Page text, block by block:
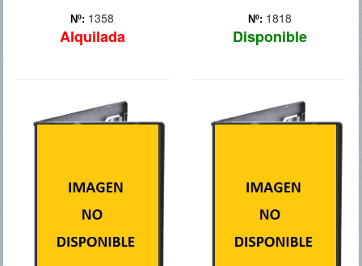
Nº: 1358
Alquilada
Nº: 1818
Disponible
Ray Breslin (Stallone), un
experto en seguridad
mayor reto: escapar de la
prisión que él mismo ha
diseñado. En la cárcel
conoce al enigmático
negocios de pasado
oscuro busca venganza
secuestrada por unos
hombres que quieren
sus amigos y familiares,